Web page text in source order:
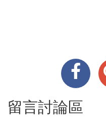
留言討論區